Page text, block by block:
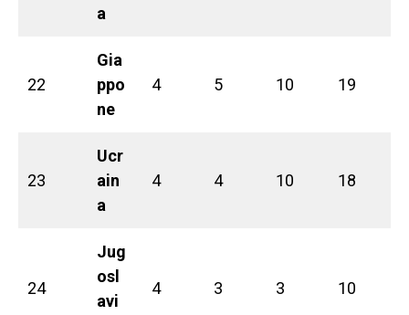
a
22
Gia
ppo
ne
4 5 10 19
23
Ucr
ain
a
4 4 10 18
24
Jug
osl
avi
4 3 3 10